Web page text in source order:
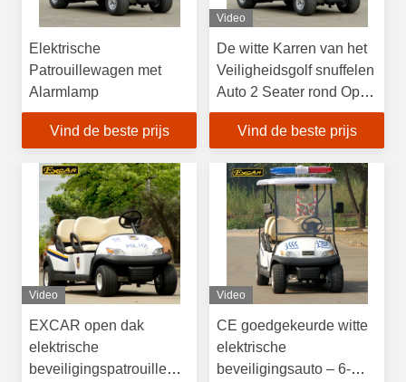
Elektrische
Patrouillewagen met
Alarmlamp
Vind de beste prijs
Video
De witte Karren van het
Veiligheidsgolf snuffelen
Auto 2 Seater rond Op
batterijen
Vind de beste prijs
Video
EXCAR open dak
elektrische
beveiligingspatrouille
Video
CE goedgekeurde witte
elektrische
beveiligingsauto – 6-